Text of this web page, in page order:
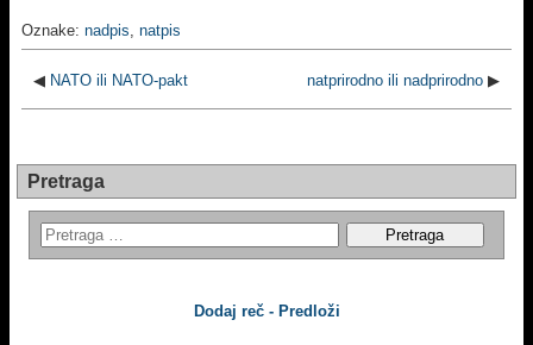
Oznake: nadpis, natpis
◀ NATO ili NATO-pakt natprirodno ili nadprirodno ▶
Pretraga
Dodaj reč - Predloži